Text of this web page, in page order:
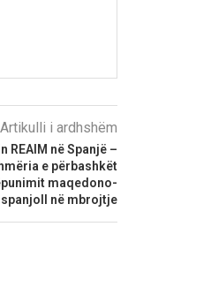
Artikulli i ardhshëm
REAIM në Spanjë –
e përbashkët
maqedono-
spanjoll në mbrojtje